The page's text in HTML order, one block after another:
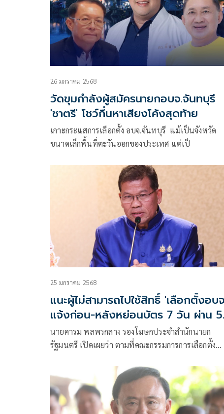
26 มกราคม 2568
วัดขุมกำลังผู้สมัครนายกอบจ.จันทบุรี
'ชาตรี' โชว์กึ๋นหาเสียงโค้งสุดท้าย
เกาะกระแสการเลือกตั้ง อบจ.จันทบุรี แม้เป็นจังหวัด
ขนาดเล็กพื้นที่ตะวันออกของประเทศ แต่เป็
25 มกราคม 2568
แนะผู้ไม่สามารถไปใช้สิทธิ์ 'เลือกตั้งอบ
แจ้งก่อน-หลังหย่อนบัตร 7 วัน ผ่าน 5
ช่องทาง
นายคารม พลพรกลาง รองโฆษกประจำสำนักนายก
รัฐมนตรี เปิดเผยว่า ตามที่คณะกรรมการการเลือกตั้ง